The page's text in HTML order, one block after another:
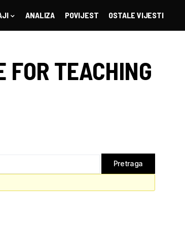
ANALIZA POVIJEST OSTALE VIJESTI
FOR TEACHING